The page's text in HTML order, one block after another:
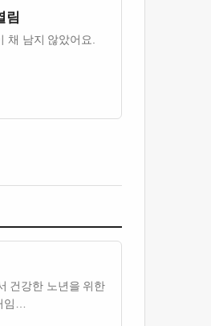
림
채 남지 않았어요.
건강한 노년을 위한
임…